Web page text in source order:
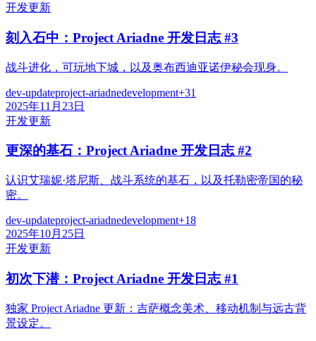
开发更新
刻入石中：Project Ariadne 开发日志 #3
战斗进化，可玩地下城，以及奥布西迪亚诺伊秘会现身。
dev-updateproject-ariadnedevelopment+31
2025年11月23日
开发更新
更深的基石：Project Ariadne 开发日志 #2
认识艾瑞妮·塔尼斯、战斗系统的基石，以及托勒密帝国的秘
密。
dev-updateproject-ariadnedevelopment+18
2025年10月25日
开发更新
初次下潜：Project Ariadne 开发日志 #1
独家 Project Ariadne 更新：吉萨概念美术、移动机制与远古背
景设定。